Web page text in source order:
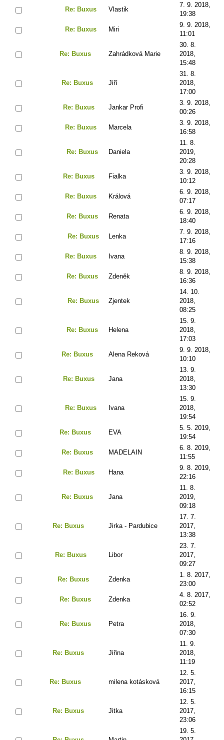
Re: Buxus Vlastik
7. 9. 2018,
19:38
Re: Buxus Miri
9. 9. 2018,
11:01
Re: Buxus Zahrádková Marie
30. 8.
2018,
15:48
Re: Buxus Jiří
31. 8.
2018,
17:00
Re: Buxus Jankar Profi
3. 9. 2018,
00:26
Re: Buxus Marcela
3. 9. 2018,
16:58
Re: Buxus Daniela
11. 8.
2019,
20:28
Re: Buxus Fialka
3. 9. 2018,
10:12
Re: Buxus Králová
6. 9. 2018,
07:17
Re: Buxus Renata
6. 9. 2018,
18:40
Re: Buxus Lenka
7. 9. 2018,
17:16
Re: Buxus Ivana
8. 9. 2018,
15:38
Re: Buxus Zdeněk
8. 9. 2018,
16:36
Re: Buxus Zjentek
14. 10.
2018,
08:25
Re: Buxus Helena
15. 9.
2018,
17:03
Re: Buxus Alena Reková
9. 9. 2018,
10:10
Re: Buxus Jana
13. 9.
2018,
13:30
Re: Buxus Ivana
15. 9.
2018,
19:54
Re: Buxus EVA
5. 5. 2019,
19:54
Re: Buxus MADELAIN
6. 8. 2019,
11:55
Re: Buxus Hana
9. 8. 2019,
22:16
Re: Buxus Jana
11. 8.
2019,
09:18
Re: Buxus Jirka - Pardubice
17. 7.
2017,
13:38
Re: Buxus Libor
23. 7.
2017,
09:27
Re: Buxus Zdenka
1. 8. 2017,
23:00
Re: Buxus Zdenka
4. 8. 2017,
02:52
Re: Buxus Petra
16. 9.
2018,
07:30
Re: Buxus Jiřina
11. 9.
2018,
11:19
Re: Buxus milena kotásková
12. 5.
2017,
16:15
Re: Buxus Jitka
12. 5.
2017,
23:06
19. 5.